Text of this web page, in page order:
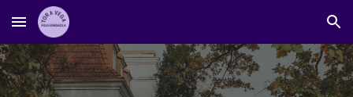
Skip to main content Skip to navigation